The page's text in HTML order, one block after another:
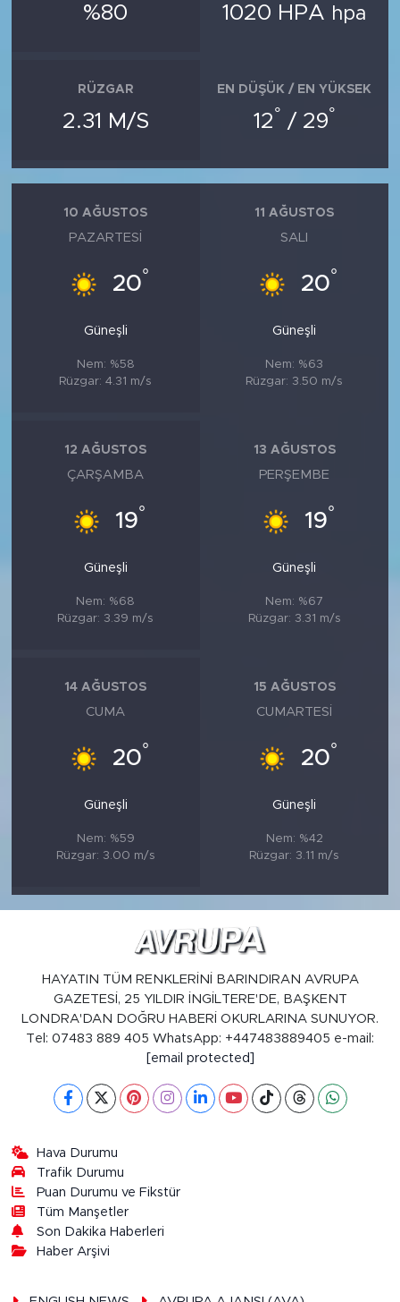
%80 1020 HPA hpa
RÜZGAR
2.31 M/S
EN DÜŞÜK / EN YÜKSEK
12° / 29°
10 AĞUSTOS
PAZARTESI
20°
Güneşli
Nem: %58
Rüzgar: 4.31 m/s
11 AĞUSTOS
SALI
20°
Güneşli
Nem: %63
Rüzgar: 3.50 m/s
12 AĞUSTOS
ÇARŞAMBA
19°
Güneşli
Nem: %68
Rüzgar: 3.39 m/s
13 AĞUSTOS
PERŞEMBE
19°
Güneşli
Nem: %67
Rüzgar: 3.31 m/s
14 AĞUSTOS
CUMA
20°
Güneşli
Nem: %59
Rüzgar: 3.00 m/s
15 AĞUSTOS
CUMARTESI
20°
Güneşli
Nem: %42
Rüzgar: 3.11 m/s
HAYATIN TÜM RENKLERİNİ BARINDIRAN AVRUPA
GAZETESİ, 25 YILDIR İNGİLTERE'DE, BAŞKENT
LONDRA'DAN DOĞRU HABERİ OKURLARINA SUNUYOR.
Tel: 07483 889 405 WhatsApp: +447483889405 e-mail:
[email protected]
Hava Durumu
Trafik Durumu
Puan Durumu ve Fikstür
Tüm Manşetler
Son Dakika Haberleri
Haber Arşivi